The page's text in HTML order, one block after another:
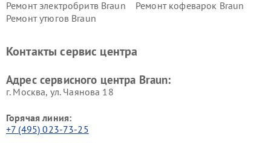
Ремонт электробритв Braun
Ремонт кофеварок Braun
Ремонт утюгов Braun
Контакты сервис центра
Адрес сервисного центра Braun:
г. Москва, ул. Чаянова 18
Горячая линия:
+7 (495) 023-73-25